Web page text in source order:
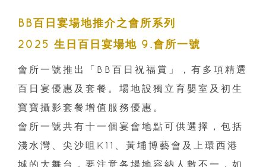
BB百日宴場地推介之會所系列
2025 生日百日宴場地 9.會所一號
會所一號推出「BB百日祝福賞」，有多項精選
百日宴優惠及套餐。場地設獨立育嬰室及初生
寶寶攝影套餐增值服務優惠。
會所一號共有十一個宴會地點可供選擇，包括
淺水灣、尖沙咀K11、黃埔博藝會及上環西港
城的大舞台，要注意各場地容納人數不一，如